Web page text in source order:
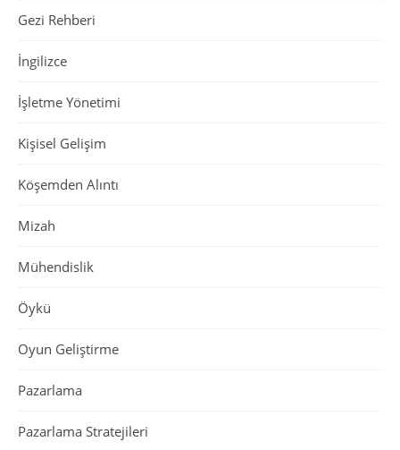
Gezi Rehberi
İngilizce
İşletme Yönetimi
Kişisel Gelişim
Köşemden Alıntı
Mizah
Mühendislik
Öykü
Oyun Geliştirme
Pazarlama
Pazarlama Stratejileri